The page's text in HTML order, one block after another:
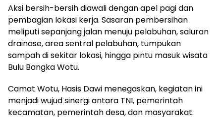
Aksi bersih-bersih diawali dengan apel pagi dan
pembagian lokasi kerja. Sasaran pembersihan
meliputi sepanjang jalan menuju pelabuhan, saluran
drainase, area sentral pelabuhan, tumpukan
sampah di sekitar lokasi, hingga pintu masuk wisata
Bulu Bangka Wotu.
Camat Wotu, Hasis Dawi menegaskan, kegiatan ini
menjadi wujud sinergi antara TNI, pemerintah
kecamatan, pemerintah desa, dan masyarakat.